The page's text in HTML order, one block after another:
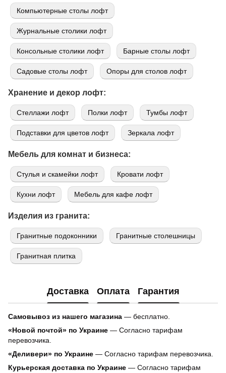
Компьютерные столы лофт
Журнальные столики лофт
Консольные столики лофт Барные столы лофт
Садовые столы лофт Опоры для столов лофт
Хранение и декор лофт:
Стеллажи лофт Полки лофт Тумбы лофт
Подставки для цветов лофт Зеркала лофт
Мебель для комнат и бизнеса:
Стулья и скамейки лофт Кровати лофт
Кухни лофт Мебель для кафе лофт
Изделия из гранита:
Гранитные подоконники Гранитные столешницы
Гранитная плитка
Доставка Оплата Гарантия
Самовывоз из нашего магазина — бесплатно.
«Новой почтой» по Украине — Согласно тарифам
перевозчика.
«Деливери» по Украине — Согласно тарифам перевозчика.
Курьерская доставка по Украине — Согласно тарифам